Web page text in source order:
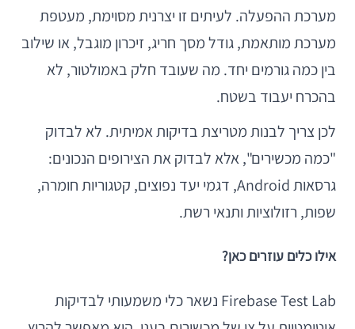
מערכת ההפעלה. לעיתים זו יצרנית מסוימת, מעטפת
מערכת מותאמת, גודל מסך חריג, זיכרון מוגבל, או שילוב
בין כמה גורמים יחד. מה שעובד חלק באמולטור, לא
בהכרח יעבוד בשטח.
לכן צריך לבנות מטריצת בדיקות אמיתית. לא לבדוק
"כמה מכשירים", אלא לבדוק את הצירופים הנכונים:
גרסאות Android, דגמי יעד נפוצים, קטגוריות חומרה,
שפות, רזולוציות ותנאי רשת.
אילו כלים עוזרים כאן?
Firebase Test Lab נשאר כלי משמעותי לבדיקות